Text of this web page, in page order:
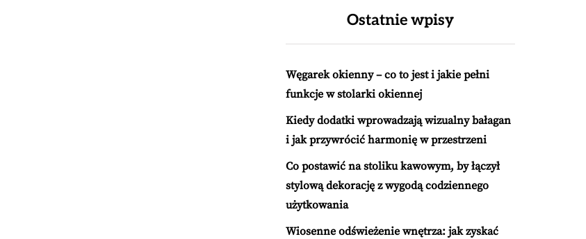
Ostatnie wpisy
Węgarek okienny – co to jest i jakie pełni
funkcje w stolarki okiennej
Kiedy dodatki wprowadzają wizualny bałagan
i jak przywrócić harmonię w przestrzeni
Co postawić na stoliku kawowym, by łączył
stylową dekorację z wygodą codziennego
użytkowania
Wiosenne odświeżenie wnętrza: jak zyskać